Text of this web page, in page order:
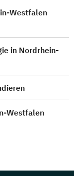
Westfalen
in Nordrhein-
Westfalen